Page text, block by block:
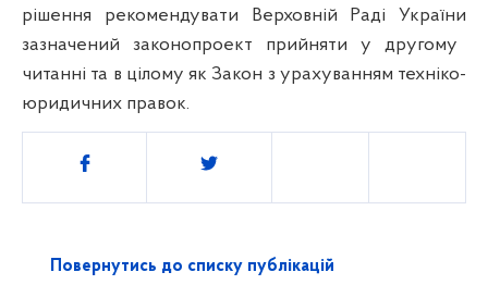
рішення рекомендувати Верховній Раді України
зазначений законопроект прийняти у другому
читанні та в цілому як Закон з урахуванням техніко-
юридичних правок.
Поділитись
Повернутись до списку публікацій